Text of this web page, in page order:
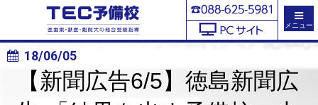
メニュー
18/06/05
【新聞広告6/5】徳島新聞広